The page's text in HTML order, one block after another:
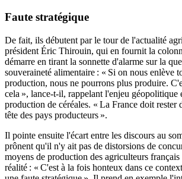
Faute stratégique
De fait, ils débutent par le tour de l'actualité
président Éric Thirouin, qui en fournit la
démarre en tirant la sonnette d'alarme sur la
souveraineté alimentaire : « Si on nous enlève
production, nous ne pourrons plus produire.
cela », lance-t-il, rappelant l'enjeu géopolitique
production de céréales. « La France doit rester
tête des pays producteurs ».
Il pointe ensuite l'écart entre les discours au
prônent qu'il n'y ait pas de distorsions de
moyens de production des agriculteurs français
réalité : « C'est à la fois honteux dans ce